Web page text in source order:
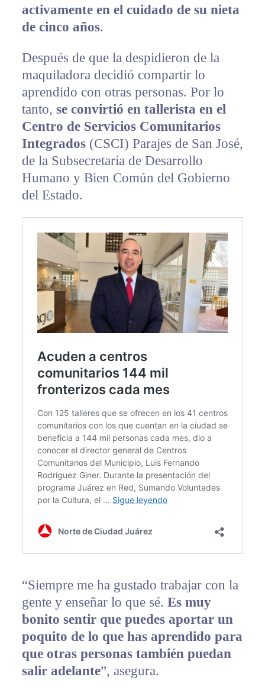
activamente en el cuidado de su nieta
de cinco años.
Después de que la despidieron de la
maquiladora decidió compartir lo
aprendido con otras personas. Por lo
tanto, se convirtió en tallerista en el
Centro de Servicios Comunitarios
Integrados(CSCI) Parajes de San José,
de la Subsecretaría de Desarrollo
Humano y Bien Común del Gobierno
del Estado.
“Siempre me ha gustado trabajar con la
gente y enseñar lo que sé. Es muy
bonito sentir que puedes aportar un
poquito de lo que has aprendido para
que otras personas también puedan
salir adelante”, asegura.